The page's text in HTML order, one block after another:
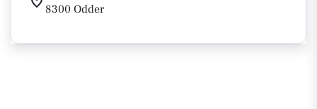
8300 Odder